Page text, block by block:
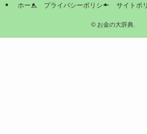
ホーム プライバシーポリシー サイトポ
©お金の大辞典.